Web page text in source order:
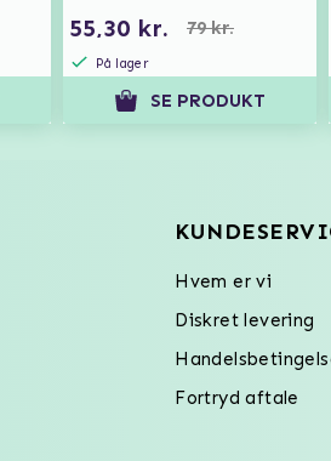
55,30 kr. 79 kr.
På lager
SE PRODUKT
Hvem er vi
Diskret levering
Fortryd aftale